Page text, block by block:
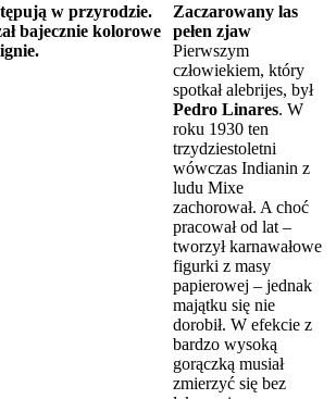
Zaczarowany las
pełen zjaw
Pierwszym
człowiekiem, który
spotkał alebrijes, był
Pedro Linares. W
roku 1930 ten
trzydziestoletni
wówczas Indianin z
ludu Mixe
zachorował. A choć
pracował od lat –
tworzył karnawałowe
figurki z masy
papierowej – jednak
majątku się nie
dorobił. W efekcie z
bardzo wysoką
gorączką musiał
zmierzyć się bez